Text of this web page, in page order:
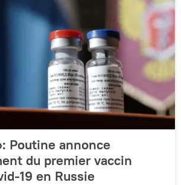
Poutine annonce
du premier vaccin
19 en Russie